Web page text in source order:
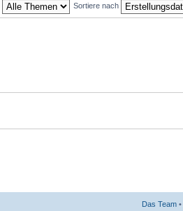
Sortiere nach
Das Team •